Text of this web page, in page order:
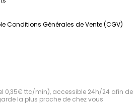
Conditions Générales de Vente (CGV)
0,35€ ttc/min), accessible 24h/24 afin de
la plus proche de chez vous